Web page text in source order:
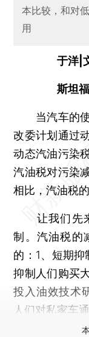
本比较，和对
用
于洋|
斯坦福
当汽车的使
改委计划通过
动态汽油污染
汽油税对污染
相比，汽油税
让我们先来
制。汽油税的
的：1、短期
抑制人们购买
投入油效技术
人们对私家车